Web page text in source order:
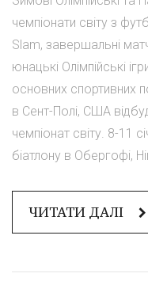
чемпіонати світу з
Slam, завершальні
юнацькі Олімпійські
основних спортивних
в Сент-Полі, США
чемпіонат світу. 8-11
біатлону в Обергофі,
ЧИТАТИ ДАЛІ